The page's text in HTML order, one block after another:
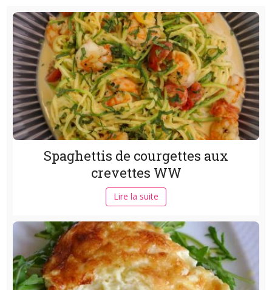
Spaghettis de courgettes aux
crevettes WW
Lire la suite